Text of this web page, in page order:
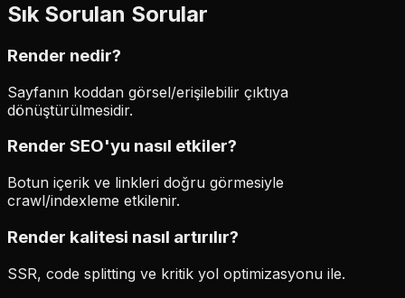
Sık Sorulan Sorular
Render nedir?
Sayfanın koddan görsel/erişilebilir çıktıya
dönüştürülmesidir.
Render SEO'yu nasıl etkiler?
Botun içerik ve linkleri doğru görmesiyle
crawl/indexleme etkilenir.
Render kalitesi nasıl artırılır?
SSR, code splitting ve kritik yol optimizasyonu ile.